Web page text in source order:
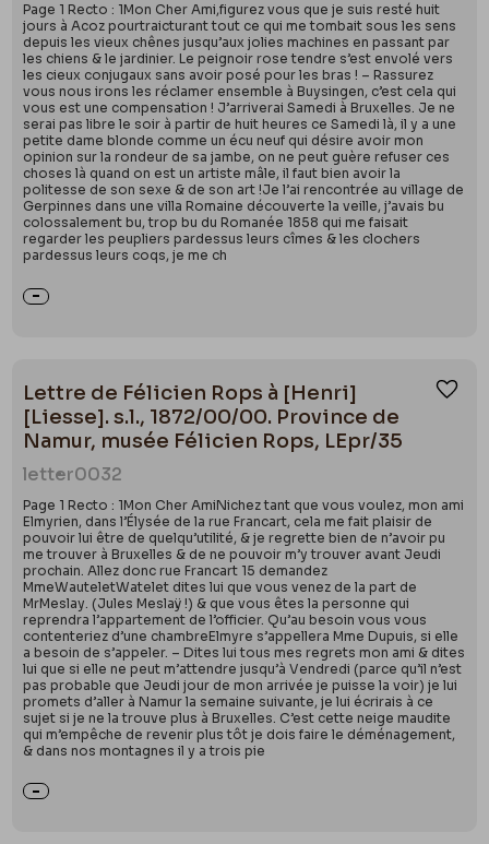
Page 1 Recto : 1Mon Cher Ami,figurez vous que je suis resté huit
jours à Acoz pourtraicturant tout ce qui me tombait sous les sens
depuis les vieux chênes jusqu’aux jolies machines en passant par
les chiens & le jardinier. Le peignoir rose tendre s’est envolé vers
les cieux conjugaux sans avoir posé pour les bras ! – Rassurez
vous nous irons les réclamer ensemble à Buysingen, c’est cela qui
vous est une compensation ! J’arriverai Samedi à Bruxelles. Je ne
serai pas libre le soir à partir de huit heures ce Samedi là, il y a une
petite dame blonde comme un écu neuf qui désire avoir mon
opinion sur la rondeur de sa jambe, on ne peut guère refuser ces
choses là quand on est un artiste mâle, il faut bien avoir la
politesse de son sexe & de son art !Je l’ai rencontrée au village de
Gerpinnes dans une villa Romaine découverte la veille, j’avais bu
colossalement bu, trop bu du Romanée 1858 qui me faisait
regarder les peupliers pardessus leurs cîmes & les clochers
pardessus leurs coqs, je me ch
Lettre de Félicien Rops à [Henri]
[Liesse]. s.l., 1872/00/00. Province de
Namur, musée Félicien Rops, LEpr/35
letter0032
Page 1 Recto : 1Mon Cher AmiNichez tant que vous voulez, mon ami
Elmyrien, dans l’Élysée de la rue Francart, cela me fait plaisir de
pouvoir lui être de quelqu’utilité, & je regrette bien de n’avoir pu
me trouver à Bruxelles & de ne pouvoir m’y trouver avant Jeudi
prochain. Allez donc rue Francart 15 demandez
MmeWauteletWatelet dites lui que vous venez de la part de
MrMeslay. (Jules Meslaÿ !) & que vous êtes la personne qui
reprendra l’appartement de l’officier. Qu’au besoin vous vous
contenteriez d’une chambreElmyre s’appellera Mme Dupuis, si elle
a besoin de s’appeler. – Dites lui tous mes regrets mon ami & dites
lui que si elle ne peut m’attendre jusqu’à Vendredi (parce qu’il n’est
pas probable que Jeudi jour de mon arrivée je puisse la voir) je lui
promets d’aller à Namur la semaine suivante, je lui écrirais à ce
sujet si je ne la trouve plus à Bruxelles. C’est cette neige maudite
qui m’empêche de revenir plus tôt je dois faire le déménagement,
& dans nos montagnes il y a trois pie